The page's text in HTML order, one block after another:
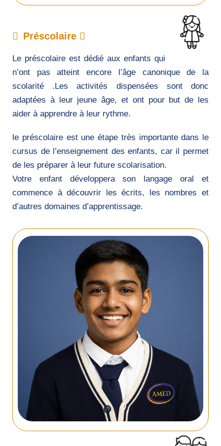
Préscolaire
Le préscolaire est dédié aux enfants qui
n’ont pas atteint encore l’âge canonique de la
scolarité .Les activités dispensées sont donc
adaptées à leur jeune âge, et ont pour but de les
aider à apprendre à leur rythme.
le préscolaire est une étape très importante dans le
cursus de l’enseignement des enfants, car il permet
de les préparer à leur future scolarisation.
Votre enfant développera son langage oral et
commence à découvrir les écrits, les nombres et
d’autres domaines d’apprentissage.